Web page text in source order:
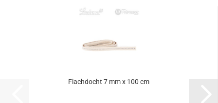
Flachdocht 7 mm x 100 cm